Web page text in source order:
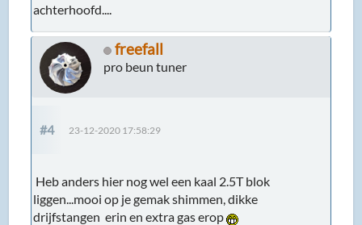
achterhoofd....
freefall
pro beun tuner
#4 23-12-2020 17:58:29
Heb anders hier nog wel een kaal 2.5T blok
liggen...mooi op je gemak shimmen, dikke
drijfstangen erin en extra gas erop